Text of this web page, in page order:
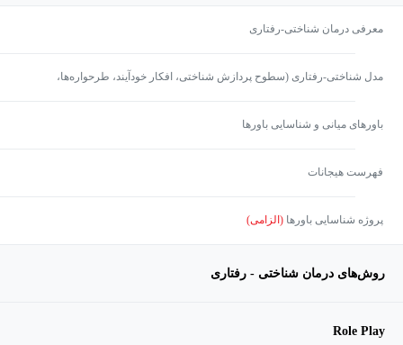
معرفی درمان شناختی-رفتاری
مدل شناختی-رفتاری (سطوح پردازش شناختی، افکار خودآیند، طرحواره‌ها،
باورهای میانی و شناسایی باورها
فهرست هیجانات
پروژه شناسایی باورها (الزامی)
روش‌های درمان شناختی - رفتاری
Role Play